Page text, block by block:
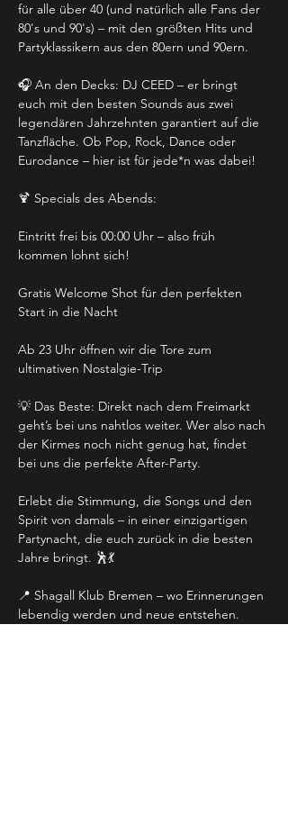
für alle über 40 (und natürlich alle Fans der
80's und 90's) – mit den größten Hits und
Partyklassikern aus den 80ern und 90ern.
🎧 An den Decks: DJ CEED – er bringt
euch mit den besten Sounds aus zwei
legendären Jahrzehnten garantiert auf die
Tanzfläche. Ob Pop, Rock, Dance oder
Eurodance – hier ist für jede*n was dabei!
🍹 Specials des Abends:
Eintritt frei bis 00:00 Uhr – also früh
kommen lohnt sich!
Gratis Welcome Shot für den perfekten
Start in die Nacht
Ab 23 Uhr öffnen wir die Tore zum
ultimativen Nostalgie-Trip
💡 Das Beste: Direkt nach dem Freimarkt
geht’s bei uns nahtlos weiter. Wer also nach
der Kirmes noch nicht genug hat, findet
bei uns die perfekte After-Party.
Erlebt die Stimmung, die Songs und den
Spirit von damals – in einer einzigartigen
Partynacht, die euch zurück in die besten
Jahre bringt. 🕺💃
📍 Shagall Klub Bremen – wo Erinnerungen
lebendig werden und neue entstehen.